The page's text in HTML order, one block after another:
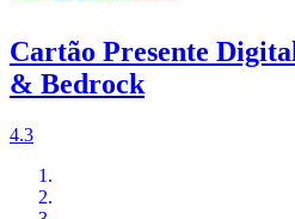
Cartão Presente
& Bedrock
4.3